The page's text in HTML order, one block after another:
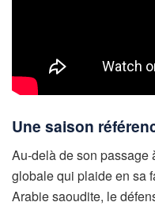
Une saison
Au-delà de son passage
globale qui plaide en sa
Arabie saoudite, le